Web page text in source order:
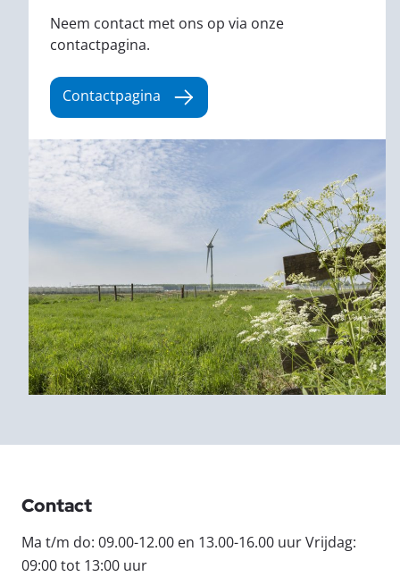
Neem contact met ons op via onze
contactpagina.
Contactpagina
Contact
Ma t/m do: 09.00-12.00 en 13.00-16.00 uur Vrijdag:
09:00 tot 13:00 uur